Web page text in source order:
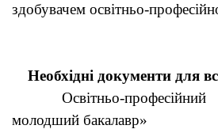
здобувачем освітньо-
Необхідні документи для
Освітньо-професійний
молодший бакалавр»